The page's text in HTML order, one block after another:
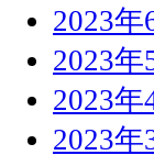
2023年
2023年
2023年
2023年